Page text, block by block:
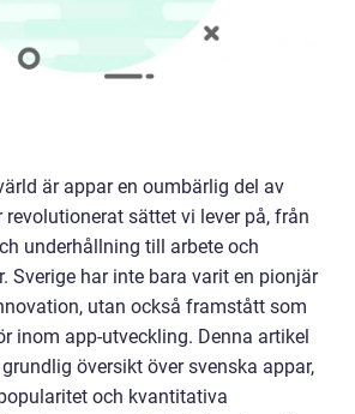
är appar en oumbärlig del av
revolutionerat sättet vi lever på, från
underhållning till arbete och
Sverige har inte bara varit en pionjär
utan också framstått som
inom app-utveckling. Denna artikel
översikt över svenska appar,
och kvantitativa